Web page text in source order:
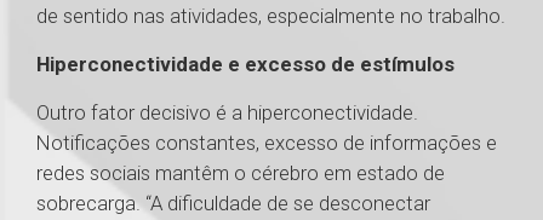
de sentido nas atividades, especialmente no trabalho.
Hiperconectividade e excesso de estímulos
Outro fator decisivo é a hiperconectividade.
Notificações constantes, excesso de informações e
redes sociais mantêm o cérebro em estado de
sobrecarga. “A dificuldade de se desconectar